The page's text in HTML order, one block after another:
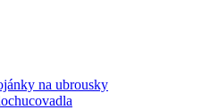
na ubrousky